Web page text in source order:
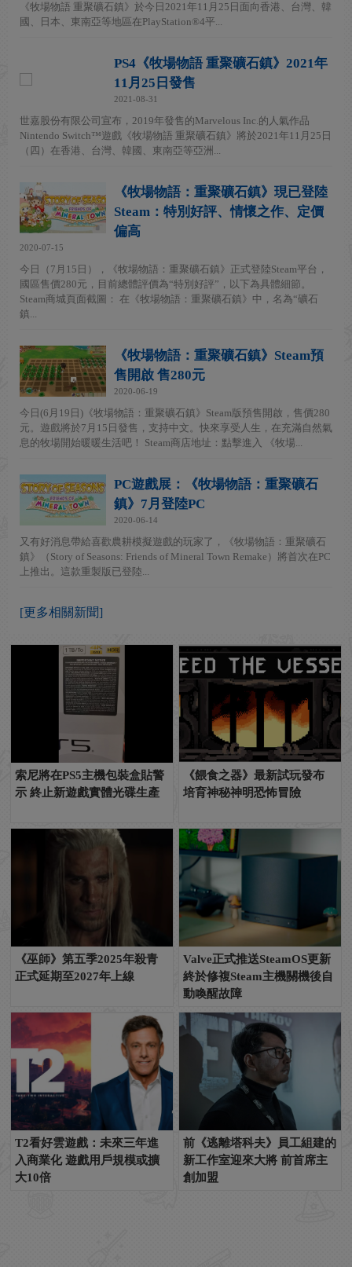
《牧場物語 重聚礦石鎮》於今日2021年11月25日面向香港、台灣、韓
國、日本、東南亞等地區在PlayStation®4平...
PS4《牧場物語 重聚礦石鎮》2021年
11月25日發售
2021-08-31
世嘉股份有限公司宣布，2019年發售的Marvelous Inc.的人氣作品
Nintendo Switch™遊戲《牧場物語 重聚礦石鎮》將於2021年11月25日
（四）在香港、台灣、韓國、東南亞等亞洲...
《牧場物語：重聚礦石鎮》現已登陸
Steam：特別好評、情懷之作、定價
偏高
2020-07-15
今日（7月15日），《牧場物語：重聚礦石鎮》正式登陸Steam平台，
國區售價280元，目前總體評價為“特別好評”，以下為具體細節。
Steam商城頁面截圖： 在《牧場物語：重聚礦石鎮》中，名為“礦石
鎮...
《牧場物語：重聚礦石鎮》Steam預
售開啟 售280元
2020-06-19
今日(6月19日)《牧場物語：重聚礦石鎮》Steam版預售開啟，售價280
元。遊戲將於7月15日發售，支持中文。快來享受人生，在充滿自然氣
息的牧場開始暖暖生活吧！ Steam商店地址：點擊進入 《牧場...
PC遊戲展：《牧場物語：重聚礦石
鎮》7月登陸PC
2020-06-14
又有好消息帶給喜歡農耕模擬遊戲的玩家了，《牧場物語：重聚礦石
鎮》（Story of Seasons: Friends of Mineral Town Remake）將首次在PC
上推出。這款重製版已登陸...
[更多相關新聞]
索尼將在PS5主機包裝盒貼警
示 終止新遊戲實體光碟生產
《餵食之器》最新試玩發布
培育神秘神明恐怖冒險
《巫師》第五季2025年殺青
正式延期至2027年上線
Valve正式推送SteamOS更新
終於修複Steam主機關機後自
動喚醒故障
T2看好雲遊戲：未來三年進
入商業化 遊戲用戶規模或擴
大10倍
前《逃離塔科夫》員工組建的
新工作室迎來大將 前首席主
創加盟